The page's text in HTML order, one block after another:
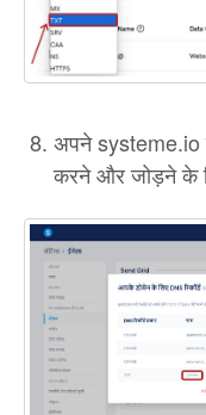
अपने systeme.io
करने और जोड़ने के